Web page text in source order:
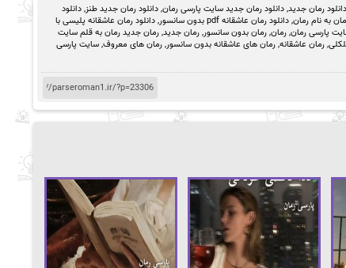
دانلود رمان جدید,دانلود رمان جدید سایت پارسی رمان,دانلود رمان جدید طنز,دانلود
به نام رمان,دانلود رمان عاشقانه pdf بدون سانسور ,دانلود رمان عاشقانه پلیسی با
پارسی رمان,رمان,رمان بدون سانسور,رمان جدید,رمان جدید رمان به قلم سایت
,رمان عاشقانه,رمان های عاشقانه بدون سانسور,رمان های معروف,سایت پارسی